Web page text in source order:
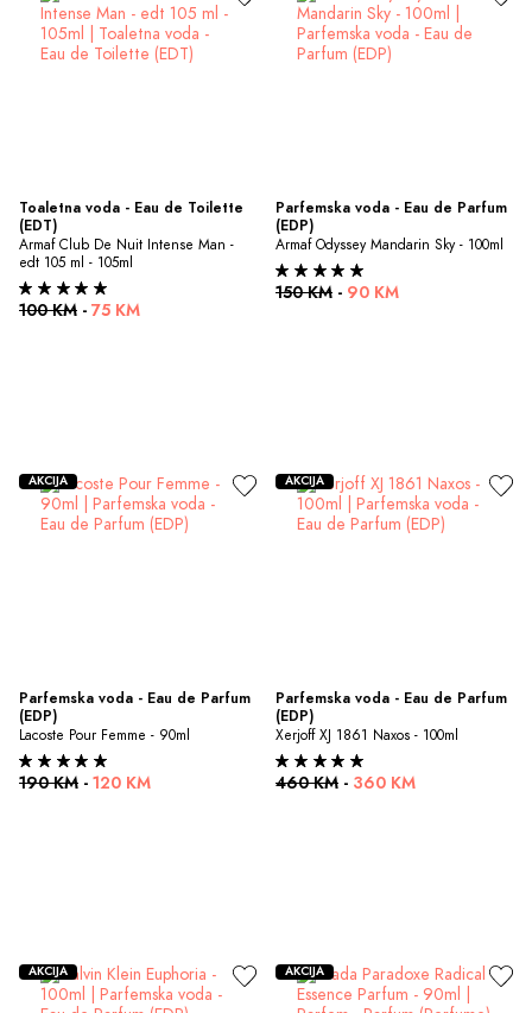
Toaletna voda - Eau de Toilette
(EDT)
Armaf Club De Nuit Intense Man -
edt 105 ml - 105ml
100 KM - 75 KM
Parfemska voda - Eau de Parfum
(EDP)
Armaf Odyssey Mandarin Sky - 100ml
150 KM - 90 KM
Parfemska voda - Eau de Parfum
(EDP)
Lacoste Pour Femme - 90ml
190 KM - 120 KM
AKCIJA
Parfemska voda - Eau de Parfum
(EDP)
Xerjoff XJ 1861 Naxos - 100ml
460 KM - 360 KM
AKCIJA
AKCIJA AKCIJA